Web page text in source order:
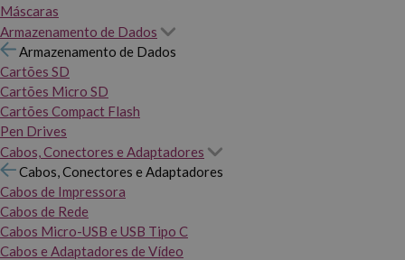
Máscaras
Armazenamento de Dados
Armazenamento de Dados
Cartões SD
Cartões Micro SD
Cartões Compact Flash
Pen Drives
Cabos, Conectores e Adaptadores
Cabos, Conectores e Adaptadores
Cabos de Impressora
Cabos de Rede
Cabos Micro-USB e USB Tipo C
Cabos e Adaptadores de Vídeo